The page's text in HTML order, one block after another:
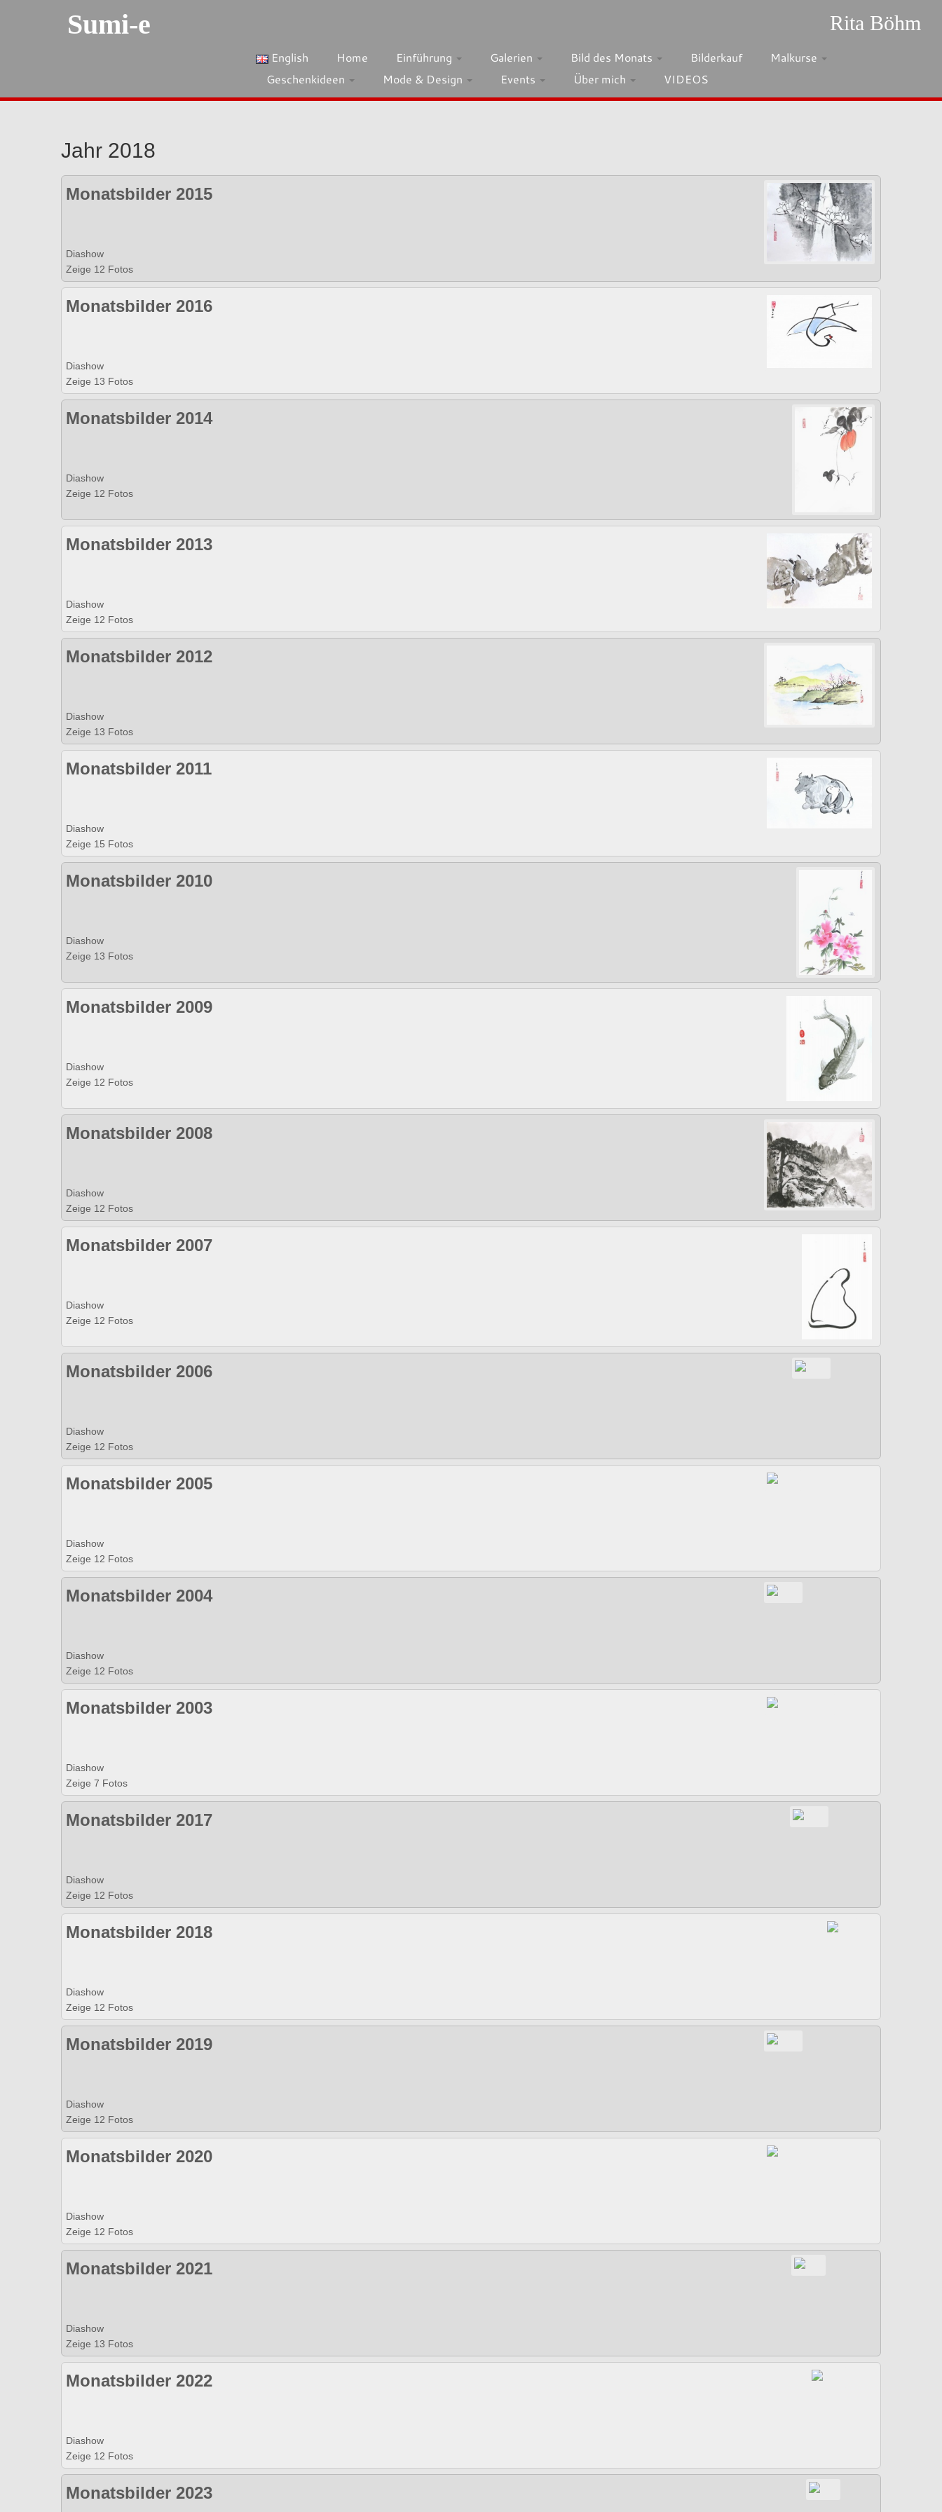
Sumi-e Rita Böhm
English Home Einführung Galerien Bild des Monats Bilderkauf
Malkurse
Geschenkideen
Mode & Design Events Über mich VIDEOS
Jahr 2018
Monatsbilder 2015
Diashow
Zeige 12 Fotos
Monatsbilder 2016
Diashow
Zeige 13 Fotos
Monatsbilder 2014
Diashow
Zeige 12 Fotos
Monatsbilder 2013
Diashow
Zeige 12 Fotos
Monatsbilder 2012
Diashow
Zeige 13 Fotos
Monatsbilder 2011
Diashow
Zeige 15 Fotos
Monatsbilder 2010
Diashow
Zeige 13 Fotos
Monatsbilder 2009
Diashow
Zeige 12 Fotos
Monatsbilder 2008
Diashow
Zeige 12 Fotos
Monatsbilder 2007
Diashow
Zeige 12 Fotos
Monatsbilder 2006
Diashow
Zeige 12 Fotos
Monatsbilder 2005
Diashow
Zeige 12 Fotos
Monatsbilder 2004
Diashow
Zeige 12 Fotos
Monatsbilder 2003
Diashow
Zeige 7 Fotos
Monatsbilder 2017
Diashow
Zeige 12 Fotos
Monatsbilder 2018
Diashow
Zeige 12 Fotos
Monatsbilder 2019
Diashow
Zeige 12 Fotos
Monatsbilder 2020
Diashow
Zeige 12 Fotos
Monatsbilder 2021
Diashow
Zeige 13 Fotos
Monatsbilder 2022
Diashow
Zeige 12 Fotos
Monatsbilder 2023